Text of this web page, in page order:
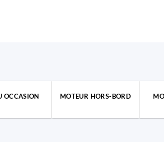
OCCASION MOTEUR HORS-BORD